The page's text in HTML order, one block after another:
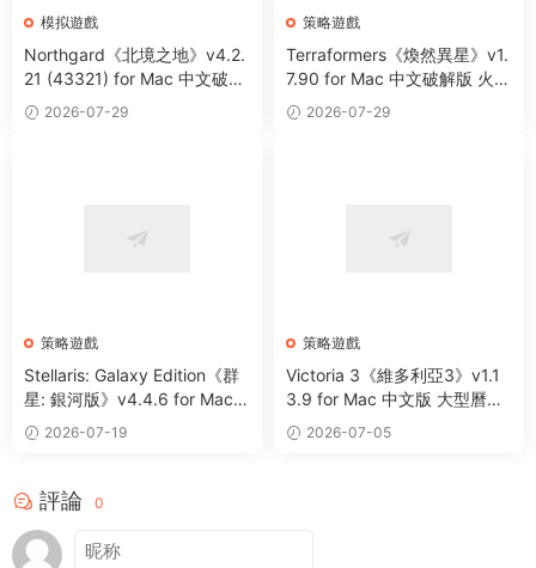
模拟遊戲
Northgard《北境之地》v4.2.
21 (43321) for Mac 中文破解
版 維京題材戰略模拟遊戲
2026-07-29
策略遊戲
Terraformers《煥然異星》v1.
7.90 for Mac 中文破解版 火星
建設經營策略遊戲
2026-07-29
策略遊戲
Stellaris: Galaxy Edition《群
星: 銀河版》v4.4.6 for Mac
中文破解版 大型太空科幻類策
略遊戲
2026-07-19
策略遊戲
Victoria 3《維多利亞3》v1.1
3.9 for Mac 中文版 大型曆史
策略戰棋遊戲
2026-07-05
評論 0